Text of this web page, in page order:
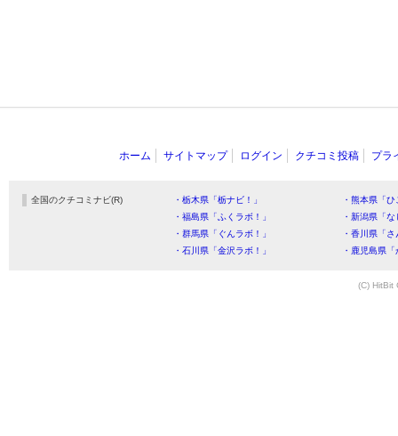
ホーム サイトマップ ログイン クチコミ投稿 プラ
全国のクチコミナビ(R) ・栃木県「栃ナビ！」
・熊本県「
・福島県「ふくラボ！」
・新潟県「
・群馬県「ぐんラボ！」
・香川県「
・石川県「金沢ラボ！」
・鹿児島県
(C) HitBit